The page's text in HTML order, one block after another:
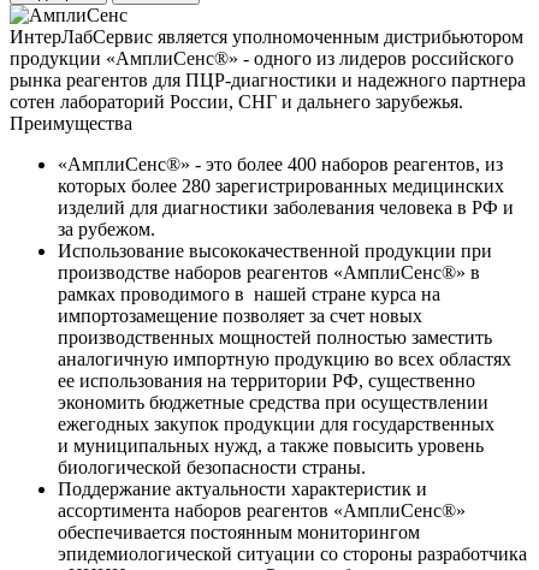
ИнтерЛабСервис является уполномоченным дистрибьютором
продукции «АмплиСенс®» - одного из лидеров российского
рынка реагентов для ПЦР-диагностики и надежного партнера
сотен лабораторий России, СНГ и дальнего зарубежья.
Преимущества
«АмплиСенс®» - это более 400 наборов реагентов, из
которых более 280 зарегистрированных медицинских
изделий для диагностики заболевания человека в РФ и
за рубежом.
Использование высококачественной продукции при
производстве наборов реагентов «АмплиСенс®» в
рамках проводимого в нашей стране курса на
импортозамещение позволяет за счет новых
производственных мощностей полностью заместить
аналогичную импортную продукцию во всех областях
ее использования на территории РФ, существенно
экономить бюджетные средства при осуществлении
ежегодных закупок продукции для государственных
и муниципальных нужд, а также повысить уровень
биологической безопасности страны.
Поддержание актуальности характеристик и
ассортимента наборов реагентов «АмплиСенс®»
обеспечивается постоянным мониторингом
эпидемиологической ситуации со стороны разработчика